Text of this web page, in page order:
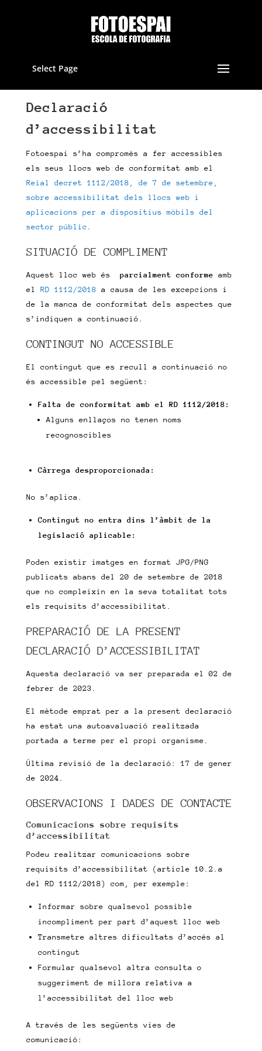
Select Page
Declaració
d’accessibilitat
Fotoespai s’ha compromès a fer accessibles
els seus llocs web de conformitat amb el
Reial decret 1112/2018, de 7 de setembre,
sobre accessibilitat dels llocs web i
aplicacions per a dispositius mòbils del
sector públic .
SITUACIÓ DE COMPLIMENT
Aquest lloc web és parcialment conforme amb
el
RD 1112/2018 a causa de les excepcions i
de la manca de conformitat dels aspectes que
s’indiquen a continuació.
CONTINGUT NO ACCESSIBLE
El contingut que es recull a continuació no
és accessible pel següent:
Falta de conformitat amb el RD 1112/2018:
Alguns enllaços no tenen noms
recognoscibles
Càrrega desproporcionada:
No s’aplica.
Contingut no entra dins l’àmbit de la
legislació aplicable:
Poden existir imatges en format JPG/PNG
publicats abans del 20 de setembre de 2018
que no compleixin en la seva totalitat tots
els requisits d’accessibilitat.
PREPARACIÓ DE LA PRESENT
DECLARACIÓ D’ACCESSIBILITAT
Aquesta declaració va ser preparada el 02 de
febrer de 2023.
El mètode emprat per a la present declaració
ha estat una autoavaluació realitzada
portada a terme per el propi organisme.
Última revisió de la declaració: 17 de gener
de 2024.
OBSERVACIONS I DADES DE CONTACTE
Comunicacions sobre requisits
d’accessibilitat
Podeu realitzar comunicacions sobre
requisits d’accessibilitat (article 10.2.a
del RD 1112/2018) com, per exemple:
Informar sobre qualsevol possible
incompliment per part d’aquest lloc web
Transmetre altres dificultats d’accés al
contingut
Formular qualsevol altra consulta o
suggeriment de millora relativa a
l’accessibilitat del lloc web
A través de les següents vies de
comunicació: